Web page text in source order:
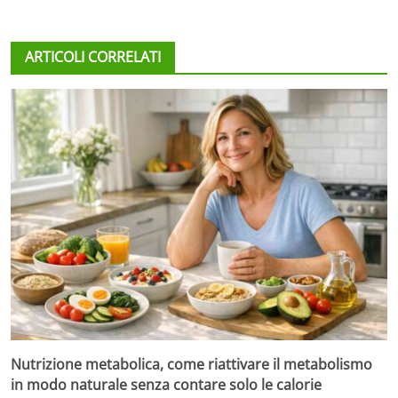
ARTICOLI CORRELATI
Nutrizione metabolica, come riattivare il metabolismo
in modo naturale senza contare solo le calorie